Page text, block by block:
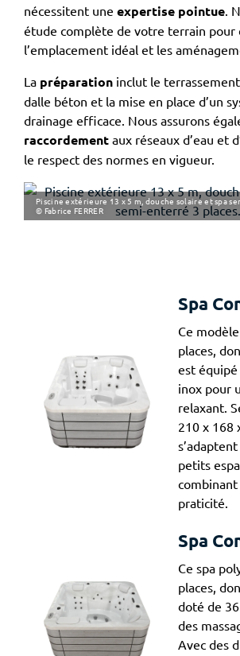
nécessitent une expertise pointue.
étude complète de votre terrain pour
l’emplacement idéal et les
La préparation inclut le
dalle béton et la mise en place d’un
drainage efficace. Nous assurons
raccordement aux réseaux d’eau et
le respect des normes en vigueur.
Piscine extérieure 13 x 5 m, douche solaire et spa
© Fabrice FERRER
Spa
Ce
places,
est
inox pour
relaxant.
210 x 168
petits
praticité.
Spa
Ce spa
places,
doté de
des
Avec des